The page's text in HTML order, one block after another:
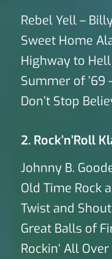
Rebel Yell –
Sweet Home
Highway to Hell
Summer of ’69
Don’t Stop
2. Rock’n’Roll
Johnny B.
Old Time Rock
Twist and
Great Balls of
Rockin‘ All